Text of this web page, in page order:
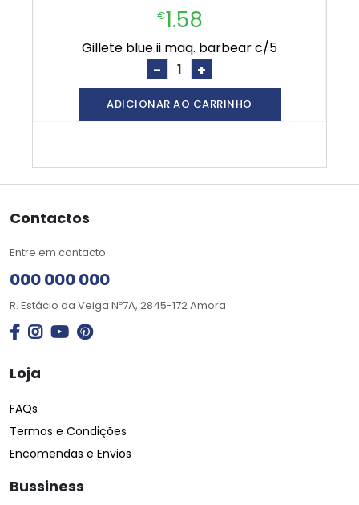
€1.58
gillete blue ii maq. barbear c/5
- +
ADICIONAR AO CARRINHO
Contactos
Entre em contacto
000 000 000
R. Estácio da Veiga Nº7A, 2845-172 Amora
Loja
FAQs
Termos e Condições
Encomendas e Envios
Bussiness